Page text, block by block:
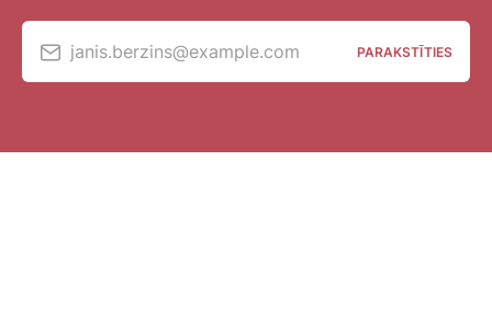
janis.berzins@example.com PARAKSTĪTIES